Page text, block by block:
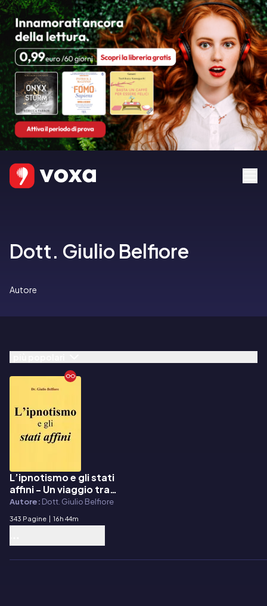
Dott. Giulio Belfiore
Autore
E-book
L’ipnotismo e gli stati
affini - Un viaggio tra
Scienza, Magia e
Religione
Autore: Dott. Giulio Belfiore
343 Pagine | 16h 44m